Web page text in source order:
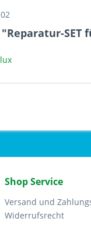
SET
Shop Service
Versand und
Widerrufsrecht